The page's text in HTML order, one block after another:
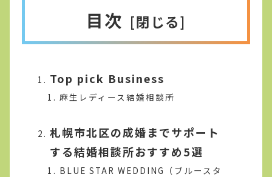
目次
Top pick Business
麻生レディース結婚相談所
札幌市北区の成婚までサポート
する結婚相談所おすすめ5選
BLUE STAR WEDDING（ブルースタ